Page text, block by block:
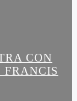
CON
FRANCIS